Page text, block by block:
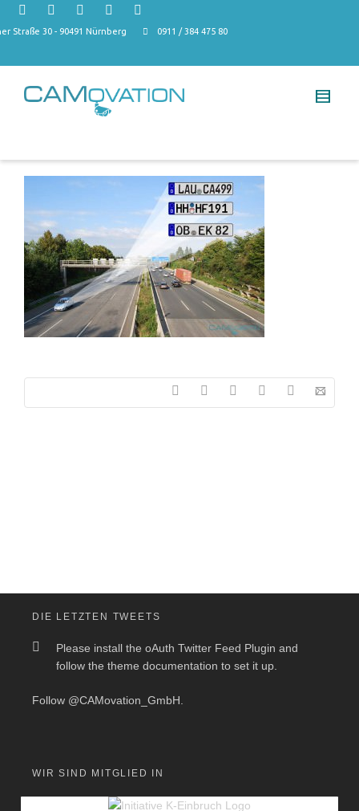
Straße 30 - 90491 Nürnberg 0911 / 384 475 80
DIE LETZTEN TWEETS
Please install the oAuth Twitter Feed Plugin and
follow the theme documentation to set it up.
Follow @CAMovation_GmbH
WIR SIND MITGLIED IN